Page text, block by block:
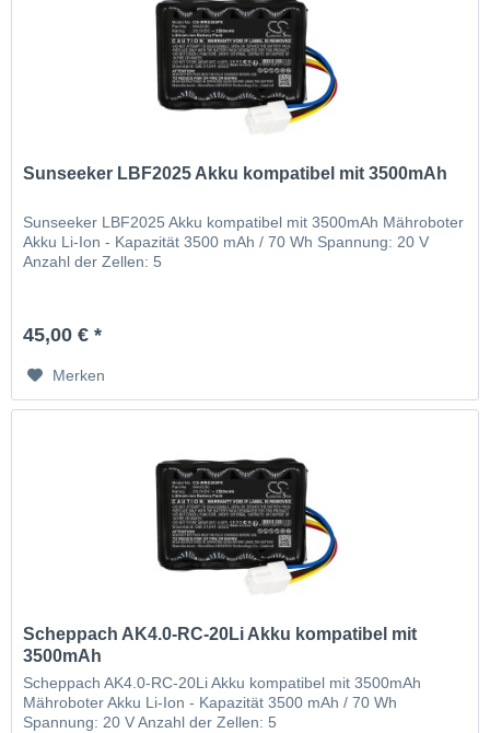
Sunseeker LBF2025 Akku kompatibel mit 3500mAh
Sunseeker LBF2025 Akku kompatibel mit 3500mAh Mähroboter
Akku Li-Ion - Kapazität 3500 mAh / 70 Wh Spannung: 20 V
Anzahl der Zellen: 5
45,00 € *
Merken
Scheppach AK4.0-RC-20Li Akku kompatibel mit
3500mAh
Scheppach AK4.0-RC-20Li Akku kompatibel mit 3500mAh
Mähroboter Akku Li-Ion - Kapazität 3500 mAh / 70 Wh
Spannung: 20 V Anzahl der Zellen: 5